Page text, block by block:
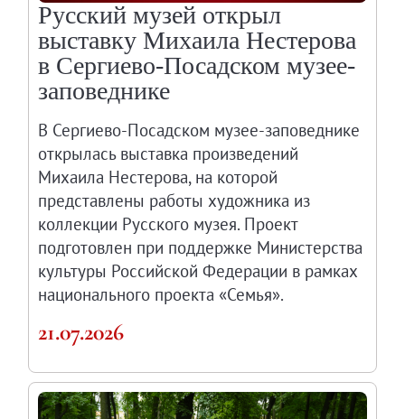
Русский музей открыл
выставку Михаила Нестерова
в Сергиево-Посадском музее-
заповеднике
В Сергиево-Посадском музее-заповеднике
открылась выставка произведений
Михаила Нестерова, на которой
представлены работы художника из
коллекции Русского музея. Проект
подготовлен при поддержке Министерства
культуры Российской Федерации в рамках
национального проекта «Семья».
21.07.2026